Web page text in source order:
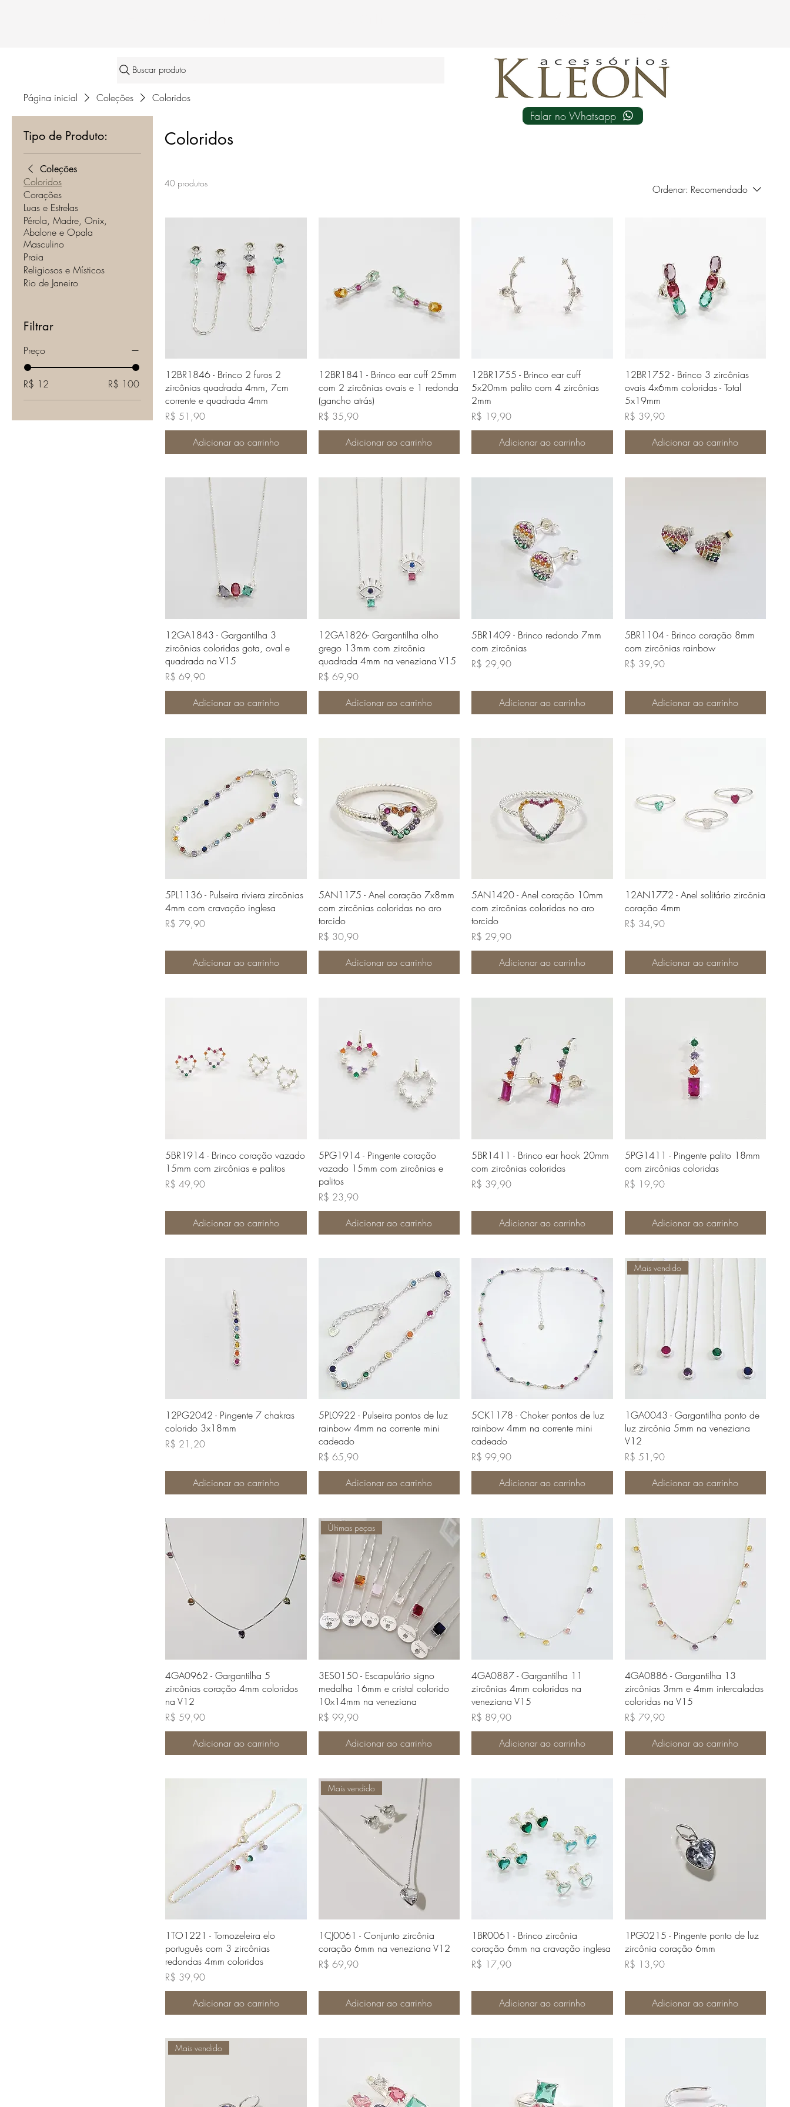
Buscar produto
Página inicial Coleções Coloridos
Tipo de Produto:
Coleções
Coloridos
Corações
Luas e Estrelas
Pérola, Madre, Onix,
Abalone e Opala
Masculino
Praia
Religiosos e Místicos
Rio de Janeiro
Filtrar
Preço
R$ 12 R$ 100
Coloridos
40 produtos Ordenar: Recomendado
Visualização rápida
12BR1846 - Brinco 2 furos 2
zircônias quadrada 4mm, 7cm
corrente e quadrada 4mm
Preço
R$ 51,90
Adicionar ao carrinho
Visualização rápida
12BR1841 - Brinco ear cuff 25mm
com 2 zircônias ovais e 1 redonda
(gancho atrás)
Preço
R$ 35,90
Adicionar ao carrinho
Visualização rápida
12BR1755 - Brinco ear cuff
5x20mm palito com 4 zircônias
2mm
Preço
R$ 19,90
Adicionar ao carrinho
Visualização rápida
12BR1752 - Brinco 3 zircônias
ovais 4x6mm coloridas - Total
5x19mm
Preço
R$ 39,90
Adicionar ao carrinho
Visualização rápida
12GA1843 - Gargantilha 3
zircônias coloridas gota, oval e
quadrada na V15
Preço
R$ 69,90
Adicionar ao carrinho
Visualização rápida
12GA1826- Gargantilha olho
grego 13mm com zircônia
quadrada 4mm na veneziana V15
Preço
R$ 69,90
Adicionar ao carrinho
Visualização rápida
5BR1409 - Brinco redondo 7mm
com zircônias
Preço
R$ 29,90
Adicionar ao carrinho
Visualização rápida
5BR1104 - Brinco coração 8mm
com zircônias rainbow
Preço
R$ 39,90
Adicionar ao carrinho
Visualização rápida
5PL1136 - Pulseira riviera zircônias
4mm com cravação inglesa
Preço
R$ 79,90
Adicionar ao carrinho
Visualização rápida
5AN1175 - Anel coração 7x8mm
com zircônias coloridas no aro
torcido
Preço
R$ 30,90
Adicionar ao carrinho
Visualização rápida
5AN1420 - Anel coração 10mm
com zircônias coloridas no aro
torcido
Preço
R$ 29,90
Adicionar ao carrinho
Visualização rápida
12AN1772 - Anel solitário zircônia
coração 4mm
Preço
R$ 34,90
Adicionar ao carrinho
Visualização rápida
5BR1914 - Brinco coração vazado
15mm com zircônias e palitos
Preço
R$ 49,90
Adicionar ao carrinho
Visualização rápida
5PG1914 - Pingente coração
vazado 15mm com zircônias e
palitos
Preço
R$ 23,90
Adicionar ao carrinho
Visualização rápida
5BR1411 - Brinco ear hook 20mm
com zircônias coloridas
Preço
R$ 39,90
Adicionar ao carrinho
Visualização rápida
5PG1411 - Pingente palito 18mm
com zircônias coloridas
Preço
R$ 19,90
Adicionar ao carrinho
Visualização rápida
12PG2042 - Pingente 7 chakras
colorido 3x18mm
Preço
R$ 21,20
Adicionar ao carrinho
Visualização rápida
5PL0922 - Pulseira pontos de luz
rainbow 4mm na corrente mini
cadeado
Preço
R$ 65,90
Adicionar ao carrinho
Visualização rápida
5CK1178 - Choker pontos de luz
rainbow 4mm na corrente mini
cadeado
Preço
R$ 99,90
Adicionar ao carrinho
Visualização rápida
Mais vendido
1GA0043 - Gargantilha ponto de
luz zircônia 5mm na veneziana
V12
Preço
R$ 51,90
Adicionar ao carrinho
Visualização rápida
4GA0962 - Gargantilha 5
zircônias coração 4mm coloridos
na V12
Preço
R$ 59,90
Adicionar ao carrinho
Visualização rápida
Últimas peças
3ES0150 - Escapulário signo
medalha 16mm e cristal colorido
10x14mm na veneziana
Preço
R$ 99,90
Adicionar ao carrinho
Visualização rápida
4GA0887 - Gargantilha 11
zircônias 4mm coloridas na
veneziana V15
Preço
R$ 89,90
Adicionar ao carrinho
Visualização rápida
4GA0886 - Gargantilha 13
zircônias 3mm e 4mm intercaladas
coloridas na V15
Preço
R$ 79,90
Adicionar ao carrinho
Visualização rápida
1TO1221 - Tornozeleira elo
português com 3 zircônias
redondas 4mm coloridas
Preço
R$ 39,90
Adicionar ao carrinho
Visualização rápida
Mais vendido
1CJ0061 - Conjunto zircônia
coração 6mm na veneziana V12
Preço
R$ 69,90
Adicionar ao carrinho
Visualização rápida
1BR0061 - Brinco zircônia
coração 6mm na cravação inglesa
Preço
R$ 17,90
Adicionar ao carrinho
Visualização rápida
1PG0215 - Pingente ponto de luz
zircônia coração 6mm
Preço
R$ 13,90
Adicionar ao carrinho
Mais vendido
Falar no Whatsapp